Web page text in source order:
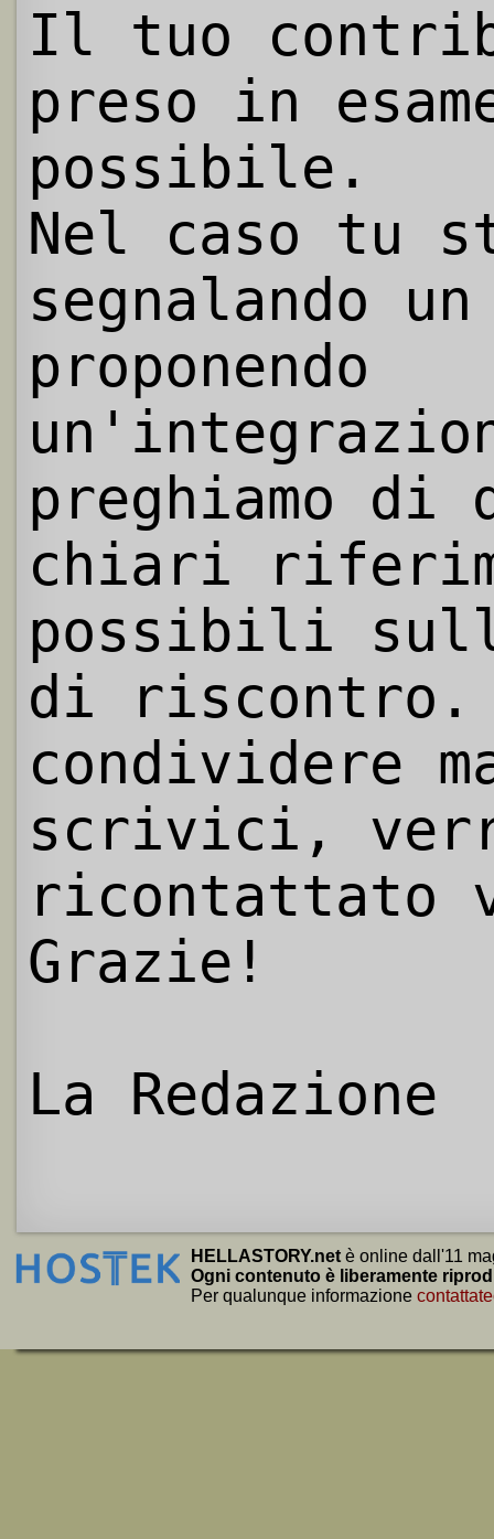
Il tuo
preso in
possibile.
Nel caso tu
segnalando
proponendo
preghiamo
chiari
possibili
di riscontro.
condividere
scrivici,
ricontattato
Grazie!
La Redazione
HELLASTORY.net è online dall'11
Ogni contenuto è liberamente
Per qualunque informazione